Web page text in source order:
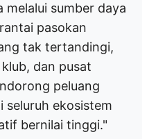
melalui sumber daya
pasokan
tak tertandingi,
dan pusat
peluang
seluruh ekosistem
bernilai tinggi."